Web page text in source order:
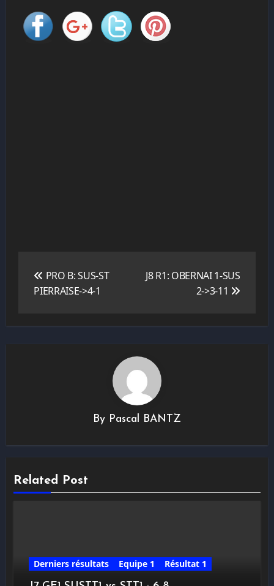
l’article
PRO B: SUS-ST
PIERRAISE->4-1
J8 R1: OBERNAI 1-SUS
2->3-11
By Pascal BANTZ
Related Post
Derniers résultats Equipe 1
Résultat 1